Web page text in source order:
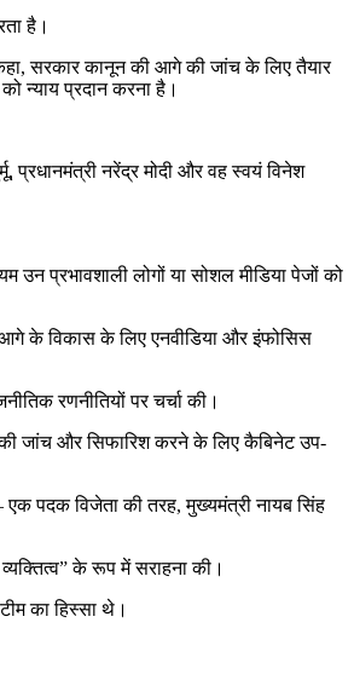
है।
सरकार कानून की आगे की जांच के लिए तैयार
न्याय प्रदान करना है।
प्रधानमंत्री नरेंद्र मोदी और वह स्वयं विनेश
प्रभावशाली लोगों या सोशल मीडिया पेजों को
के विकास के लिए एनवीडिया और इंफोसिस
रणनीतियों पर चर्चा की।
की जांच और सिफारिश करने के लिए कैबिनेट उप-
एक पदक विजेता की तरह, मुख्यमंत्री नायब सिंह
के रूप में सराहना की।
का हिस्सा थे।